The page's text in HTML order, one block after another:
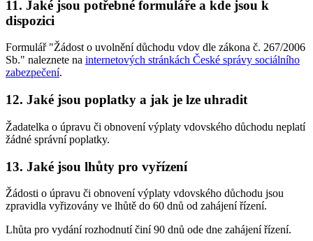
11. Jaké jsou potřebné formuláře a kde jsou k
dispozici
Formulář "Žádost o uvolnění důchodu vdov dle zákona č. 267/2006
Sb." naleznete na internetových stránkách České správy sociálního
zabezpečení.
12. Jaké jsou poplatky a jak je lze uhradit
Žadatelka o úpravu či obnovení výplaty vdovského důchodu neplatí
žádné správní poplatky.
13. Jaké jsou lhůty pro vyřízení
Žádosti o úpravu či obnovení výplaty vdovského důchodu jsou
zpravidla vyřizovány ve lhůtě do 60 dnů od zahájení řízení.
Lhůta pro vydání rozhodnutí činí 90 dnů ode dne zahájení řízení.